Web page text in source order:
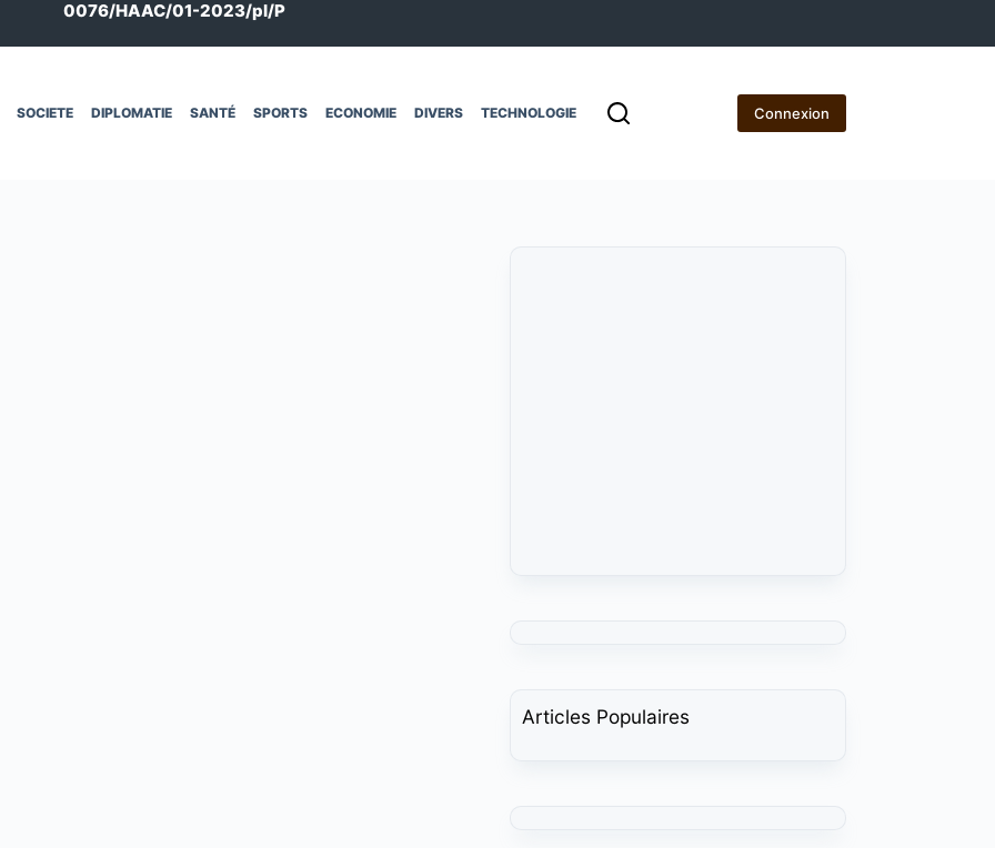
0076/HAAC/01-2023/pl/P
SOCIETE DIPLOMATIE SANTÉ SPORTS ECONOMIE DIVERS TECHNOLOGIE Connexion
Articles Populaires